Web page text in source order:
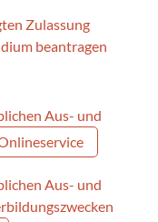
Zulassung
beantragen
Aus- und
Aus- und